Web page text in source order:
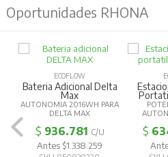
Oportunidades RHONA
ECOFLOW
Bateria Adicional Delta
Max
AUTONOMIA 2016WH PARA
DELTA MAX
$ 936.781 C/U
Antes $1.338.259
$